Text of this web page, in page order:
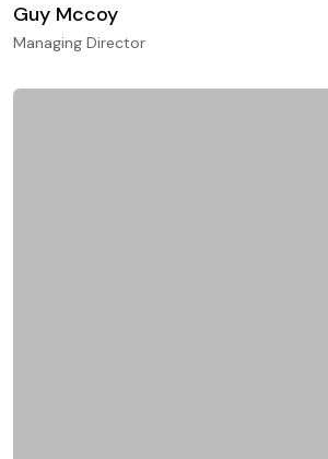
Guy Mccoy
Managing Director